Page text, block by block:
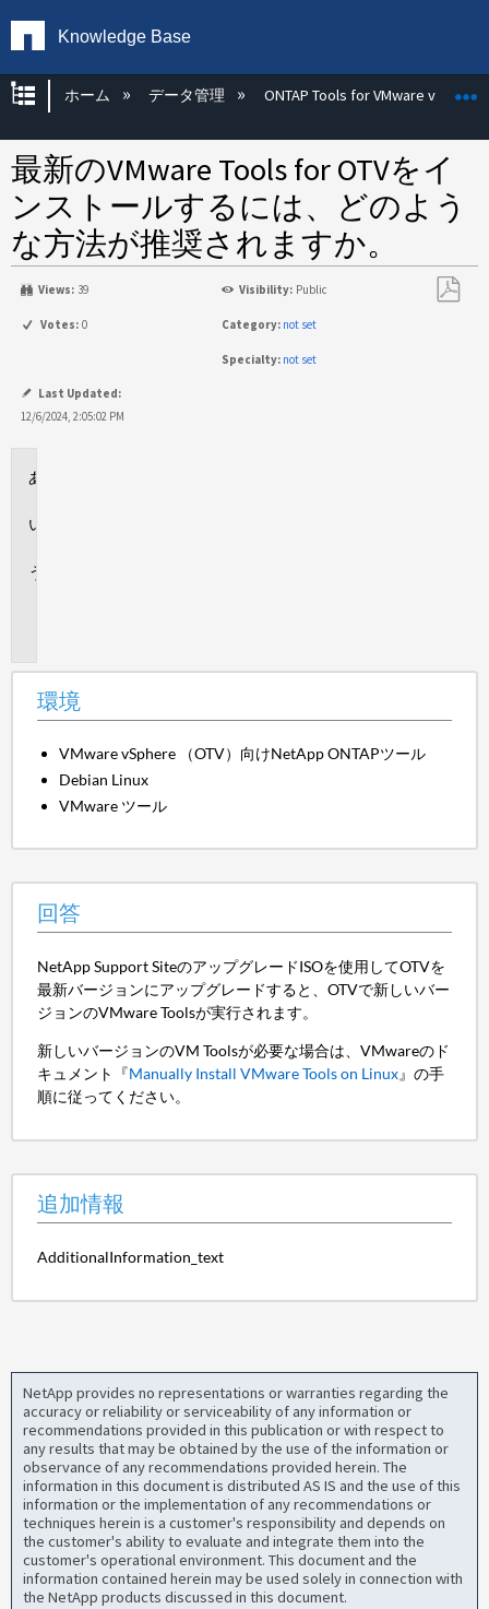
Knowledge Base
グローバル階層を展開/折りたたむ
ホーム データ管理 ONTAP Tools for VMware vSphere
最新のVMware Tools for OTVをイ
ンストールするには、どのよう
な方法が推奨されますか。
Views: 39 Visibility: Public
Votes: 0 Category: not set
Specialty: not set
Last Updated:
12/6/2024, 2:05:02 PM
環境
VMware vSphere （OTV）向けNetApp ONTAPツール
Debian Linux
VMware ツール
回答
NetApp Support SiteのアップグレードISOを使用してOTVを
最新バージョンにアップグレードすると、OTVで新しいバー
ジョンのVMware Toolsが実行されます。
新しいバージョンのVM Toolsが必要な場合は、VMwareのド
キュメント『Manually Install VMware Tools on Linux』の手
順に従ってください。
追加情報
AdditionalInformation_text
NetApp provides no representations or warranties regarding the
accuracy or reliability or serviceability of any information or
recommendations provided in this publication or with respect to
any results that may be obtained by the use of the information or
observance of any recommendations provided herein. The
information in this document is distributed AS IS and the use of this
information or the implementation of any recommendations or
techniques herein is a customer's responsibility and depends on
the customer's ability to evaluate and integrate them into the
customer's operational environment. This document and the
information contained herein may be used solely in connection with
the NetApp products discussed in this document.